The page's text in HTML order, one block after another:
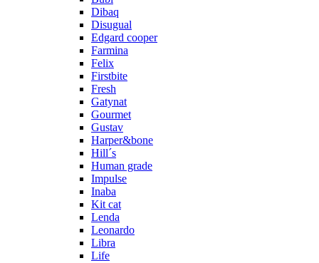
Dibaq
Disugual
Edgard cooper
Farmina
Felix
Firstbite
Fresh
Gatynat
Gourmet
Gustav
Harper&bone
Hill´s
Human grade
Impulse
Inaba
Kit cat
Lenda
Leonardo
Libra
Life